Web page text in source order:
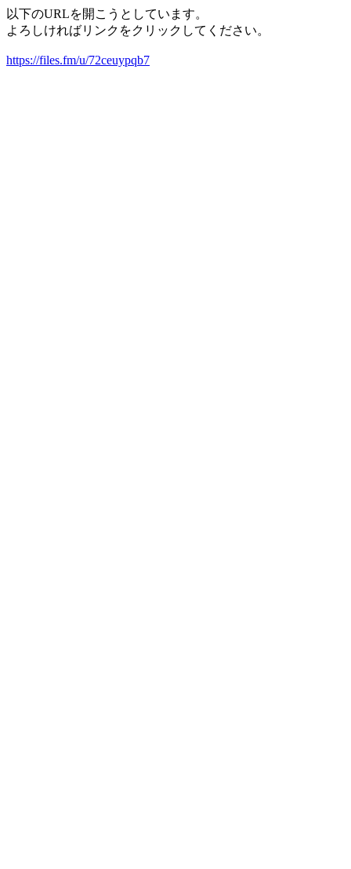
以下のURLを開こうとしています。
よろしければリンクをクリックしてください。
https://files.fm/u/72ceuypqb7